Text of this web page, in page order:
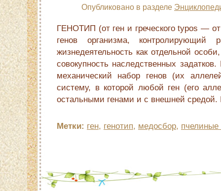
Опубликовано в разделе
ГЕНОТИП (от ген и греческого typos —
генов организма, контролирующий
жизнедеятельность как отдельной
совокупность наследственных
механический набор генов (их
систему, в которой любой ген (его
остальными генами и с внешней
Метки: ген, генотип, медосбор,